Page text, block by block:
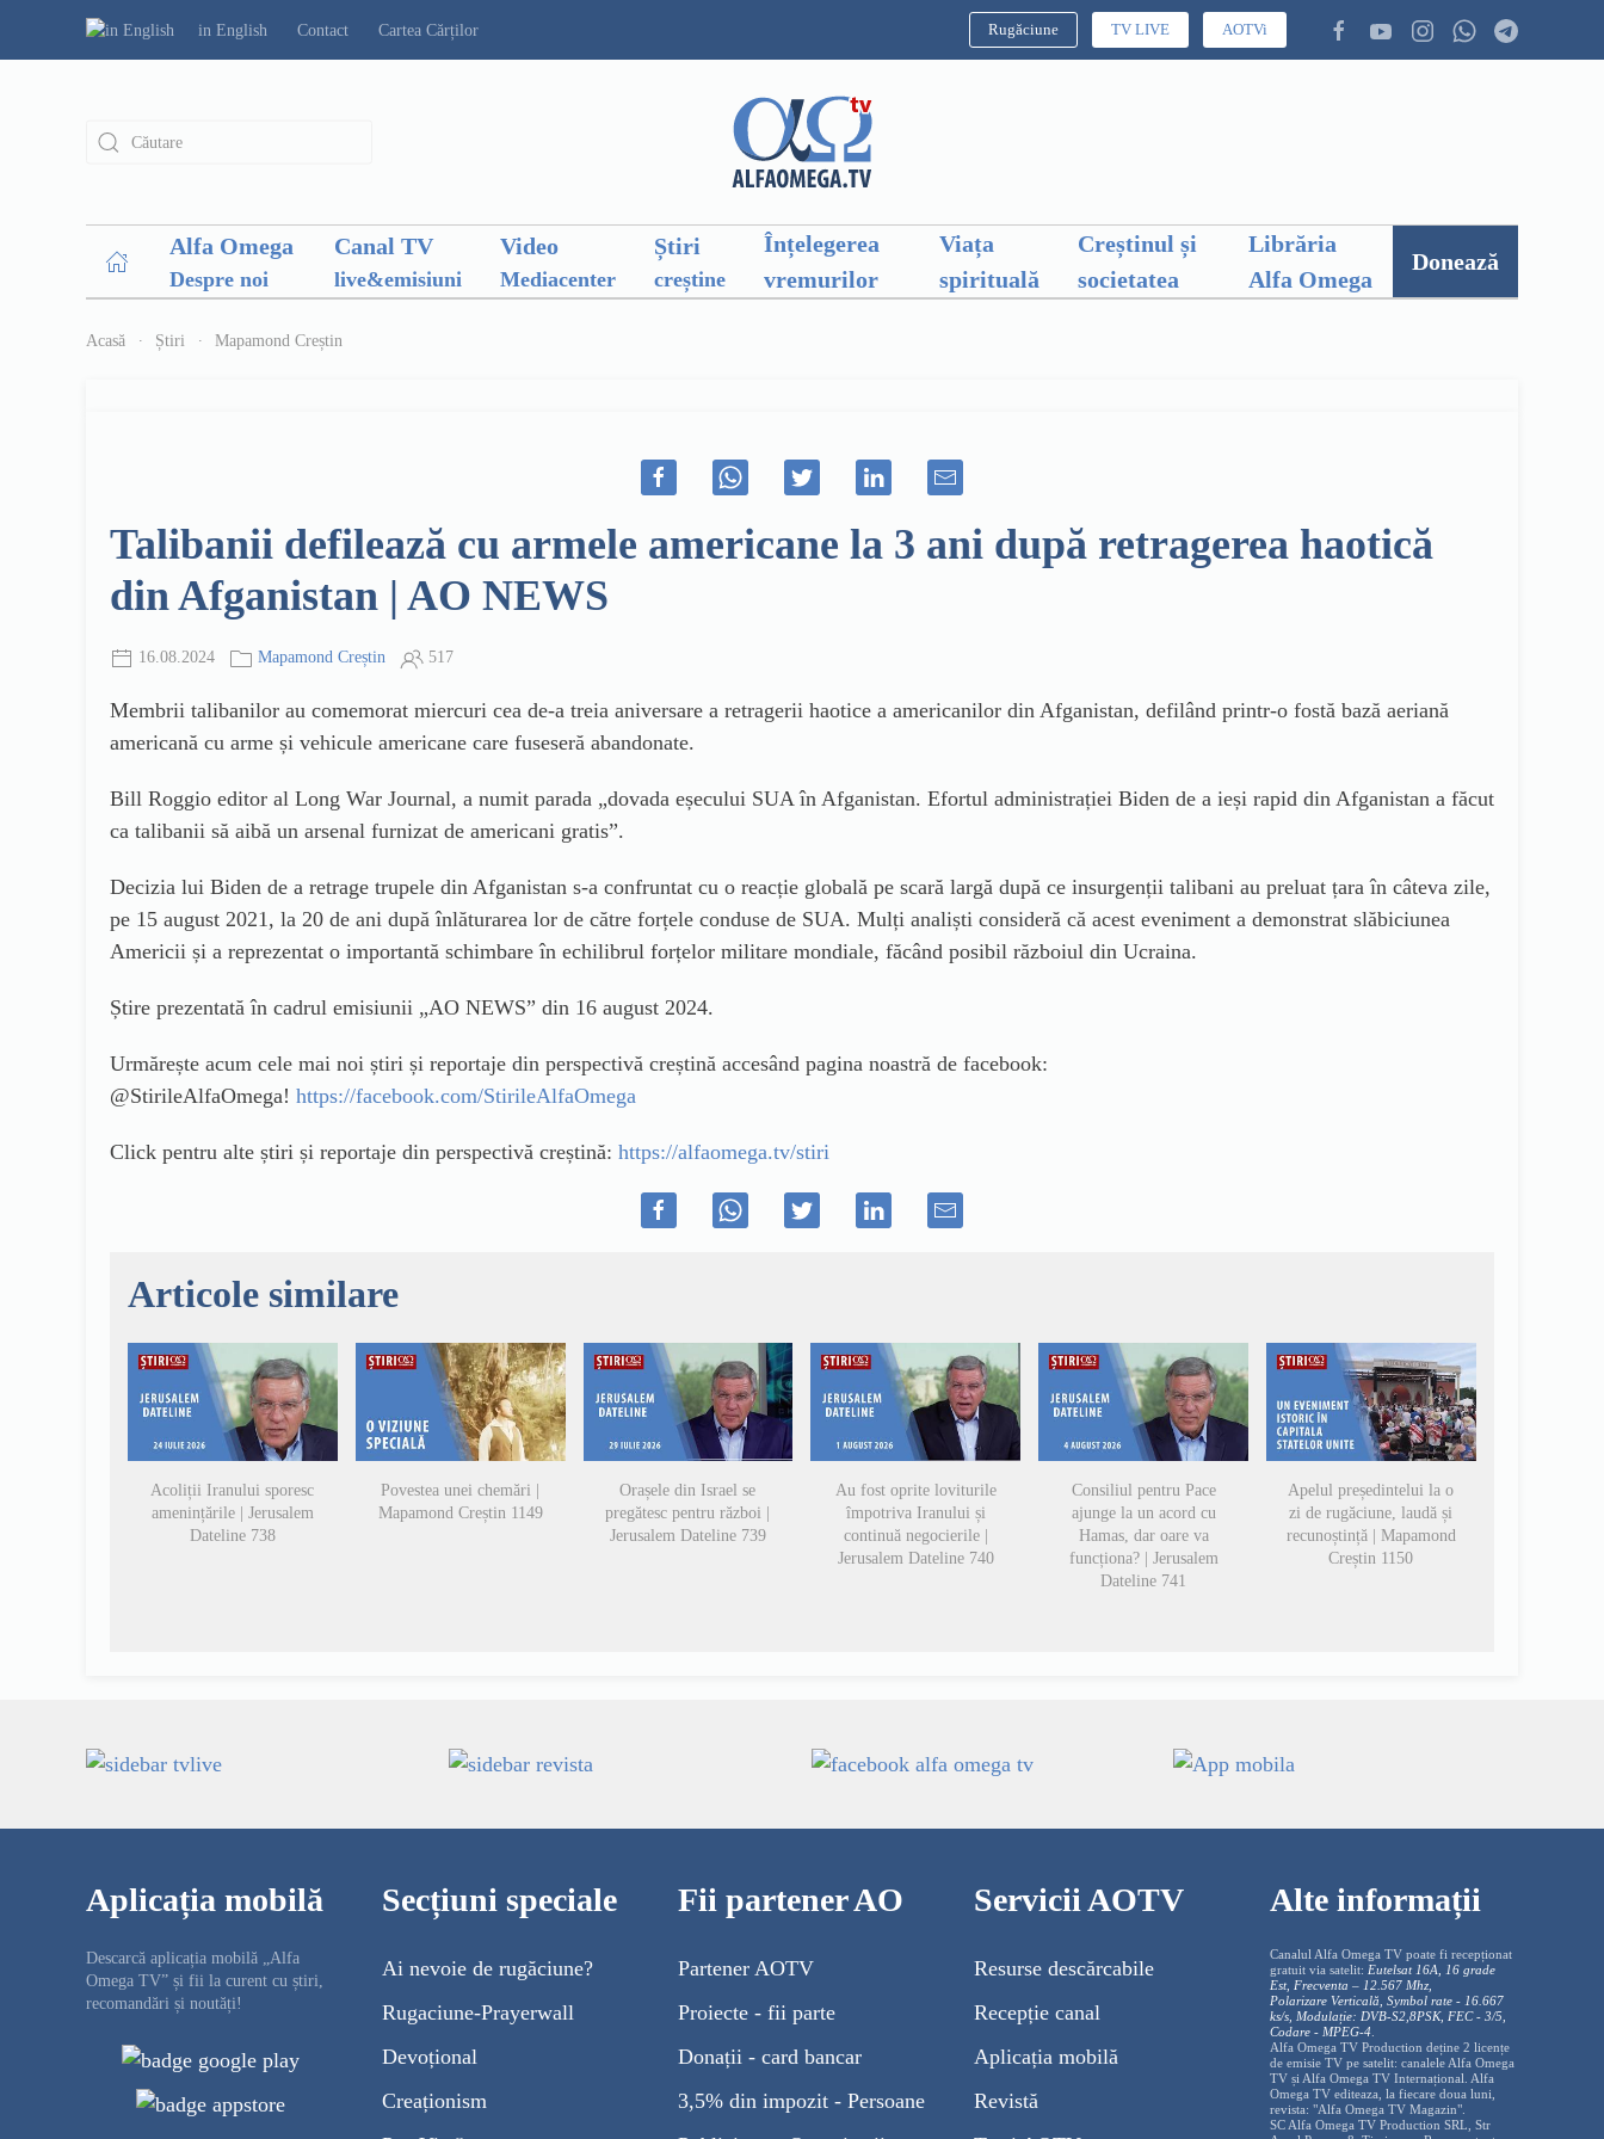
in English Contact Cartea Cărților Rugăciune TV LIVE AOTVi
Alfa Omega
Despre noi
Canal TV
live&emisiuni
Video
Mediacenter
Știri
creștine
Înțelegerea
vremurilor
Viața
spirituală
Creștinul și
societatea
Librăria
Alfa Omega
Donează
Acasă Știri Mapamond Creștin
Talibanii defilează cu armele americane la 3 ani după retragerea haotică
din Afganistan | AO NEWS
16.08.2024 Mapamond Creștin 517
Membrii talibanilor au comemorat miercuri cea de-a treia aniversare a retragerii haotice a americanilor din Afganistan, defilând printr-o fostă bază aeriană
americană cu arme și vehicule americane care fuseseră abandonate.
Bill Roggio editor al Long War Journal, a numit parada „dovada eșecului SUA în Afganistan. Efortul administrației Biden de a ieși rapid din Afganistan a făcut
ca talibanii să aibă un arsenal furnizat de americani gratis”.
Decizia lui Biden de a retrage trupele din Afganistan s-a confruntat cu o reacție globală pe scară largă după ce insurgenții talibani au preluat țara în câteva zile,
pe 15 august 2021, la 20 de ani după înlăturarea lor de către forțele conduse de SUA. Mulți analiști consideră că acest eveniment a demonstrat slăbiciunea
Americii și a reprezentat o importantă schimbare în echilibrul forțelor militare mondiale, făcând posibil războiul din Ucraina.
Știre prezentată în cadrul emisiunii „AO NEWS” din 16 august 2024.
Urmărește acum cele mai noi știri și reportaje din perspectivă creștină accesând pagina noastră de facebook:
@StirileAlfaOmega! https://facebook.com/StirileAlfaOmega
Click pentru alte știri și reportaje din perspectivă creștină: https://alfaomega.tv/stiri
Articole similare
Acoliții Iranului sporesc
amenințările | Jerusalem
Dateline 738
Povestea unei chemări |
Mapamond Creștin 1149
Orașele din Israel se
pregătesc pentru război |
Jerusalem Dateline 739
Au fost oprite loviturile
împotriva Iranului și
continuă negocierile |
Jerusalem Dateline 740
Consiliul pentru Pace
ajunge la un acord cu
Hamas, dar oare va
funcționa? | Jerusalem
Dateline 741
Apelul președintelui la o
zi de rugăciune, laudă și
recunoștință | Mapamond
Creștin 1150
Aplicația mobilă
Descarcă aplicația mobilă „Alfa
Omega TV” și fii la curent cu știri,
recomandări și noutăți!
Secțiuni speciale
Ai nevoie de rugăciune?
Rugaciune-Prayerwall
Devoțional
Creaționism
Fii partener AO
Partener AOTV
Proiecte - fii parte
Donații - card bancar
3,5% din impozit - Persoane
Servicii AOTV
Resurse descărcabile
Recepție canal
Aplicația mobilă
Revistă
Alte informații
Canalul Alfa Omega TV poate fi recepționat
gratuit via satelit: Eutelsat 16A, 16 grade
Est, Frecventa – 12.567 Mhz,
Polarizare Verticală, Symbol rate - 16.667
ks/s, Modulație: DVB-S2,8PSK, FEC - 3/5,
Codare - MPEG-4.
Alfa Omega TV Production deține 2 licențe
de emisie TV pe satelit: canalele Alfa Omega
TV și Alfa Omega TV Internațional. Alfa
Omega TV editeaza, la fiecare doua luni,
revista: "Alfa Omega TV Magazin".
SC Alfa Omega TV Production SRL, Str